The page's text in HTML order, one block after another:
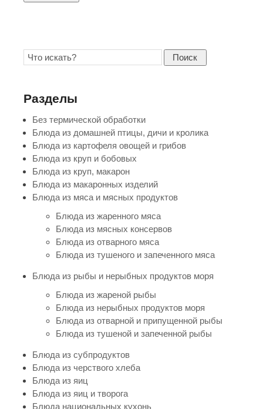
Поиск
Разделы
Без термической обработки
Блюда из домашней птицы, дичи и кролика
Блюда из картофеля овощей и грибов
Блюда из круп и бобовых
Блюда из круп, макарон
Блюда из макаронных изделий
Блюда из мяса и мясных продуктов
Блюда из жаренного мяса
Блюда из мясных консервов
Блюда из отварного мяса
Блюда из тушеного и запеченного мяса
Блюда из рыбы и нерыбных продуктов моря
Блюда из жареной рыбы
Блюда из нерыбных продуктов моря
Блюда из отварной и припущенной рыбы
Блюда из тушеной и запеченной рыбы
Блюда из субпродуктов
Блюда из черствого хлеба
Блюда из яиц
Блюда из яиц и творога
Блюда национальных кухонь